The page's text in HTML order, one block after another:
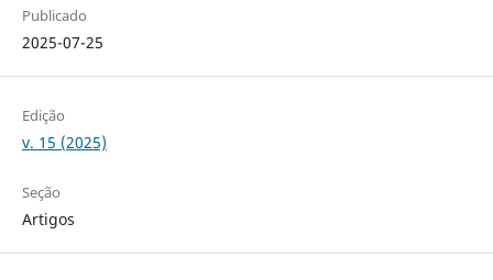
Publicado
2025-07-25
Edição
v. 15 (2025)
Seção
Artigos